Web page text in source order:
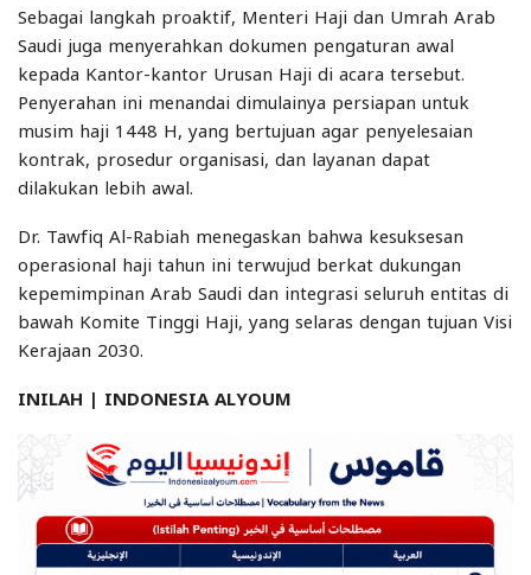
Sebagai langkah proaktif, Menteri Haji dan Umrah Arab
Saudi juga menyerahkan dokumen pengaturan awal
kepada Kantor-kantor Urusan Haji di acara tersebut.
Penyerahan ini menandai dimulainya persiapan untuk
musim haji 1448 H, yang bertujuan agar penyelesaian
kontrak, prosedur organisasi, dan layanan dapat
dilakukan lebih awal.
Dr. Tawfiq Al-Rabiah menegaskan bahwa kesuksesan
operasional haji tahun ini terwujud berkat dukungan
kepemimpinan Arab Saudi dan integrasi seluruh entitas di
bawah Komite Tinggi Haji, yang selaras dengan tujuan Visi
Kerajaan 2030.
INILAH | INDONESIA ALYOUM